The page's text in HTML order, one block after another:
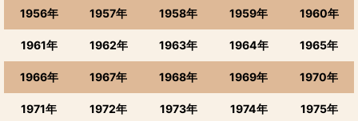
1956年 1957年 1958年 1959年 1960年
1961年 1962年 1963年 1964年 1965年
1966年 1967年 1968年 1969年 1970年
1971年 1972年 1973年 1974年 1975年